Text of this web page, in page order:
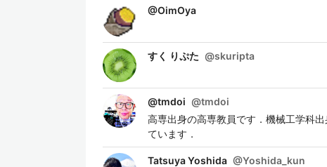
@OimOya
すく りぷた @skuripta
@tmdoi @tmdoi
高専出身の高専教員です．機械工学科
ています．
Tatsuya Yoshida @Yoshida_kun